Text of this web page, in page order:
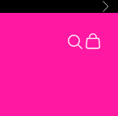
Paieška